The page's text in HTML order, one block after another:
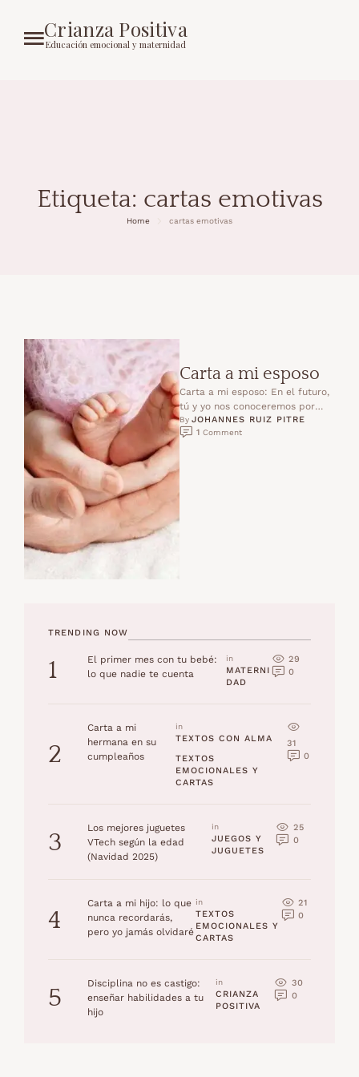
Crianza Positiva
Educación emocional y maternidad
Etiqueta: cartas emotivas
Home cartas emotivas
Carta a mi esposo
Carta a mi esposo: En el futuro,
tú y yo nos conoceremos por
tercera vez… Antes de tener …
By JOHANNES RUIZ PITRE
1 Comment
TRENDING NOW
1
El primer mes con tu bebé:
lo que nadie te cuenta
in
MATERNI
DAD
29
0
2
Carta a mi
hermana en su
cumpleaños
in
TEXTOS CON ALMA
TEXTOS
EMOCIONALES Y
CARTAS
31
0
3
Los mejores juguetes
VTech según la edad
(Navidad 2025)
in
JUEGOS Y
JUGUETES
25
0
4
Carta a mi hijo: lo que
nunca recordarás,
pero yo jamás olvidaré
in
TEXTOS
EMOCIONALES Y
CARTAS
21
0
5
Disciplina no es castigo:
enseñar habilidades a tu
hijo
in
CRIANZA
POSITIVA
30
0